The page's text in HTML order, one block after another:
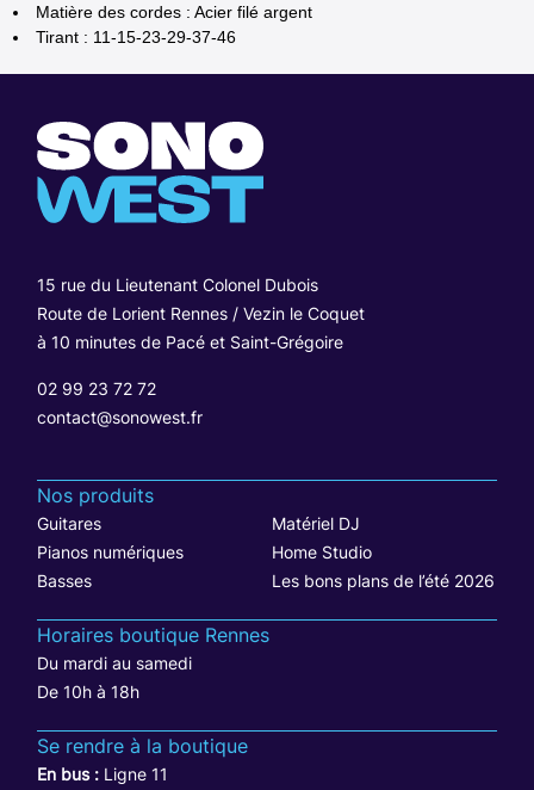
Matière des cordes : Acier filé argent
Tirant : 11-15-23-29-37-46
15 rue du Lieutenant Colonel Dubois
Route de Lorient Rennes / Vezin le Coquet
à 10 minutes de Pacé et Saint-Grégoire
02 99 23 72 72
contact@sonowest.fr
Nos produits
Guitares
Matériel DJ
Pianos numériques
Home Studio
Basses
Les bons plans de l’été 2026
Horaires boutique Rennes
Du mardi au samedi
De 10h à 18h
Se rendre à la boutique
En bus : Ligne 11